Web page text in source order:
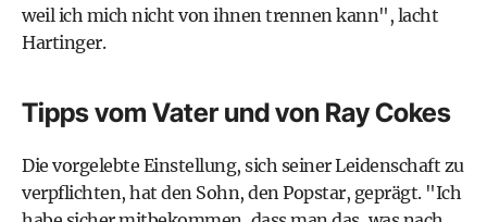
weil ich mich nicht von ihnen trennen kann", lacht
Hartinger.
Tipps vom Vater und von Ray Cokes
Die vorgelebte Einstellung, sich seiner Leidenschaft zu
verpflichten, hat den Sohn, den Popstar, geprägt. "Ich